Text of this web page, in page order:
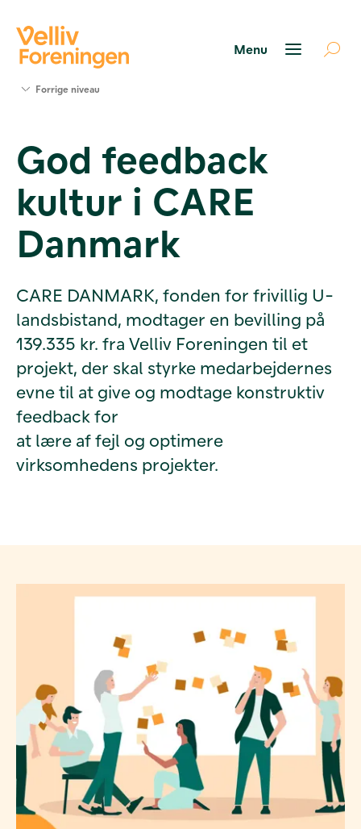
Værktøjer
og viden
Om Velliv
Foreningen
os
Forrige niveau
God feedback
kultur i CARE
Danmark
CARE DANMARK, fonden for frivillig U-
landsbistand, modtager en bevilling på
139.335 kr. fra Velliv Foreningen til et
projekt, der skal styrke medarbejdernes
evne til at give og modtage konstruktiv
feedback for
at lære af fejl og optimere
virksomhedens projekter.